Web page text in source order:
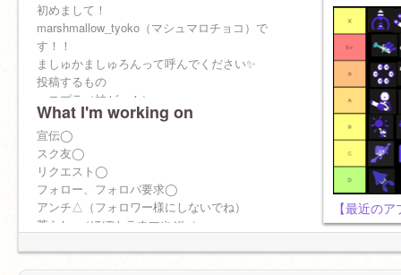
初めまして！
marshmallow_tyoko（マシュマロチョコ）で
す！！
ましゅかましゅろんって呼んでください✨
投稿するもの
・スプラ（神ゲー！）
・プロセカ（こは絵名瑞希推し）
・シクフォニ（いるらん推し✨）
・歌ってみた（下手くそ☆）
・ちょっとしたイラスト（下手くそだ☆）
アイコン@Naka-ten様
リア友 @hanakoro25しゃま
こんなやつより上をフォローして欲しいなあ
What I'm working on
宣伝◯
スク友◯
リクエスト◯
フォロー、フォロバ要求◯
アンチ△（フォロワー様にしないでね）
荒らし×（ほぼトラウマやぞw）
よろしく^^